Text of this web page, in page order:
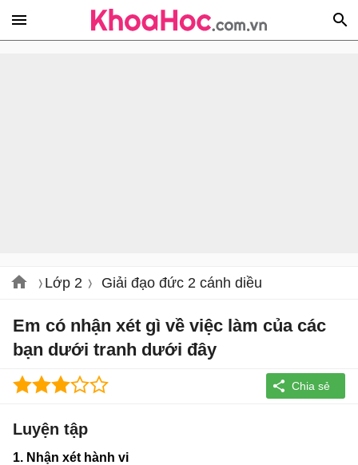
Lớp 2 Giải đạo đức 2 cánh diều
Em có nhận xét gì về việc làm của các
bạn dưới tranh dưới đây
Luyện tập
1. Nhận xét hành vi